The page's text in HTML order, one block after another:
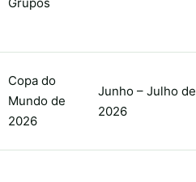
Copa do
Mundo de
2026
Junho – Julho de
2026